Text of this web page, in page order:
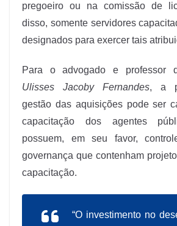
pregoeiro ou na comissão de
disso, somente servidores
designados para exercer tais
Para o advogado e professor
Ulisses Jacoby Fernandes, a
gestão das aquisições pode ser
capacitação dos agentes
possuem, em seu favor,
governança que contenham
capacitação.
“O investimento no